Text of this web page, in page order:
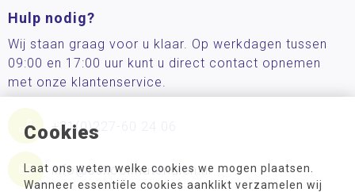
Cookies
Laat ons weten welke cookies we mogen plaatsen.
Wanneer essentiële cookies aanklikt verzamelen wij
Hulp nodig?
Wij staan graag voor u klaar. Op werkdagen tussen
09:00 en 17:00 uur kunt u direct contact opnemen
met onze klantenservice.
+31(0)227-60 24 06
info@schoolmaterialen.nl